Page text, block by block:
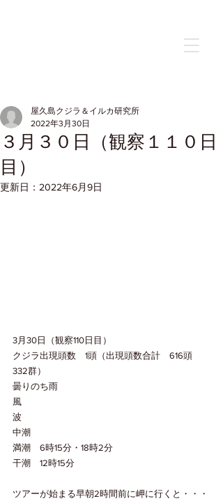
３月３０日（観察１１０日
目）
屋久島クジラ＆イルカ研究所
2022年3月30日
更新日： 2022年6月9日
3月30日（観察110日目）
クジラ出現頭数　1頭（出現頭数合計　616頭
332群）
曇りのち雨
風
波
中潮
満潮　6時15分・18時2分
干潮　12時15分
ツアーが始まる早朝2時間前に岬に行くと・・・